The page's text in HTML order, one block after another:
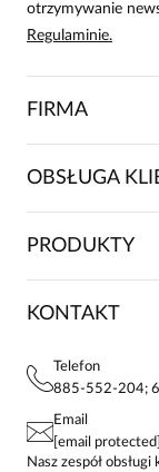
otrzymywanie
Regulaminie.
FIRMA
O NAS
FRANCZYZA
KONTAKTY
OBSŁUGA
SKŁADANIE
FAQ
POLITYKA
STREFA
PRODUKTY
SUKIENKI
KOSZULE
SPODNIE DAMSKIE
ŻAKIETY I
KONTAKT
Telefon
885-552-204;
Email
[email protected]
Nasz zespół